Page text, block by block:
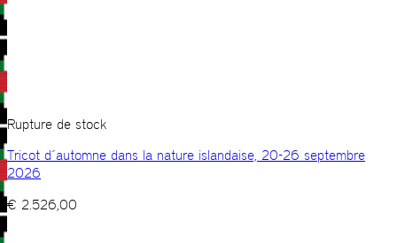
Rupture de stock
Tricot d´automne dans la nature islandaise, 20-26 septembre
2026
€ 2.526,00